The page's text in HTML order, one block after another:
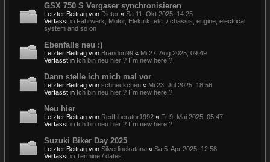
GSX 750 S Vergaser synchronisieren
Letzter Beitrag von Dieter « Sa 11. Okt 2025, 14:25
Verfasst in Fahrwerk, Motor, Elektrik, etc. / chassis, engine, electrical
system and so on
Ebenfalls neu :)
Letzter Beitrag von Brandon99 « Mi 27. Aug 2025, 09:49
Verfasst in Ich bin neu hier!? I´m new here!?
Dann stelle ich mich mal vor
Letzter Beitrag von schneckchen « Mi 23. Jul 2025, 18:56
Verfasst in Ich bin neu hier!? I´m new here!?
Neu hier
Letzter Beitrag von RedLiberator1992 « Fr 9. Mai 2025, 05:47
Verfasst in Ich bin neu hier!? I´m new here!?
Suzuki Biker Day 2025
Letzter Beitrag von Silverlinekatana « Sa 5. Apr 2025, 12:58
Verfasst in Termine / dates